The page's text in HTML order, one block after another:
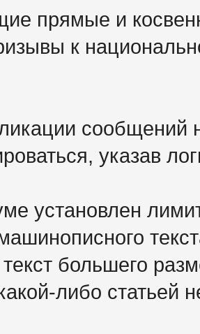
прямые и
к
сообщений
указав
установлен
большего
либо статьей